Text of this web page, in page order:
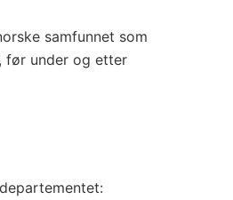
samfunnet som
før under og etter